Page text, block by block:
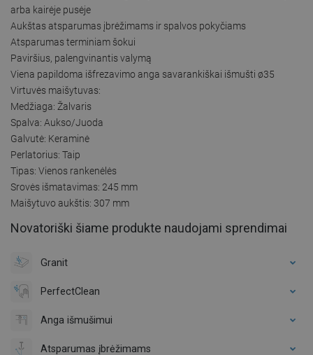
arba kairėje pusėje
Aukštas atsparumas įbrėžimams ir spalvos pokyčiams
Atsparumas terminiam šokui
Paviršius, palengvinantis valymą
Viena papildoma išfrezavimo anga savarankiškai išmušti ø35
Virtuvės maišytuvas:
Medžiaga: Žalvaris
Spalva: Aukso/Juoda
Galvutė: Keraminė
Perlatorius: Taip
Tipas: Vienos rankenėlės
Srovės išmatavimas: 245 mm
Maišytuvo aukštis: 307 mm
Novatoriški šiame produkte naudojami sprendimai
Granit
PerfectClean
Anga išmušimui
Atsparumas įbrėžimams